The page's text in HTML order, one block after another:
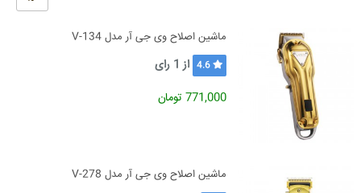
ماشین اصلاح وی جی آر مدل V-134
4.6 از 1 رای
771,000 تومان
ماشین اصلاح وی جی آر مدل V-278